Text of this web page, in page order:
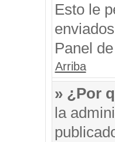
Esto le
Panel
Arriba
» ¿Por
la